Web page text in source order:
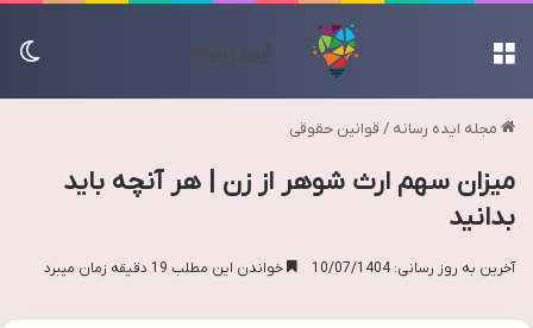
مجله ایده رسانه / قوانین حقوقی
میزان سهم ارث شوهر از زن | هر آنچه باید
بدانید
آخرین به روز رسانی: 10/07/1404 خواندن این مطلب 19 دقیقه زمان میبرد